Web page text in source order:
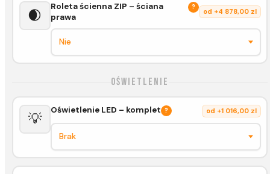
🌒
Roleta ścienna ZIP – ściana
prawa
?
od +4 878,00 zl
Oświetlenie
💡
Oświetlenie LED – komplet ? od +1 016,00 zl